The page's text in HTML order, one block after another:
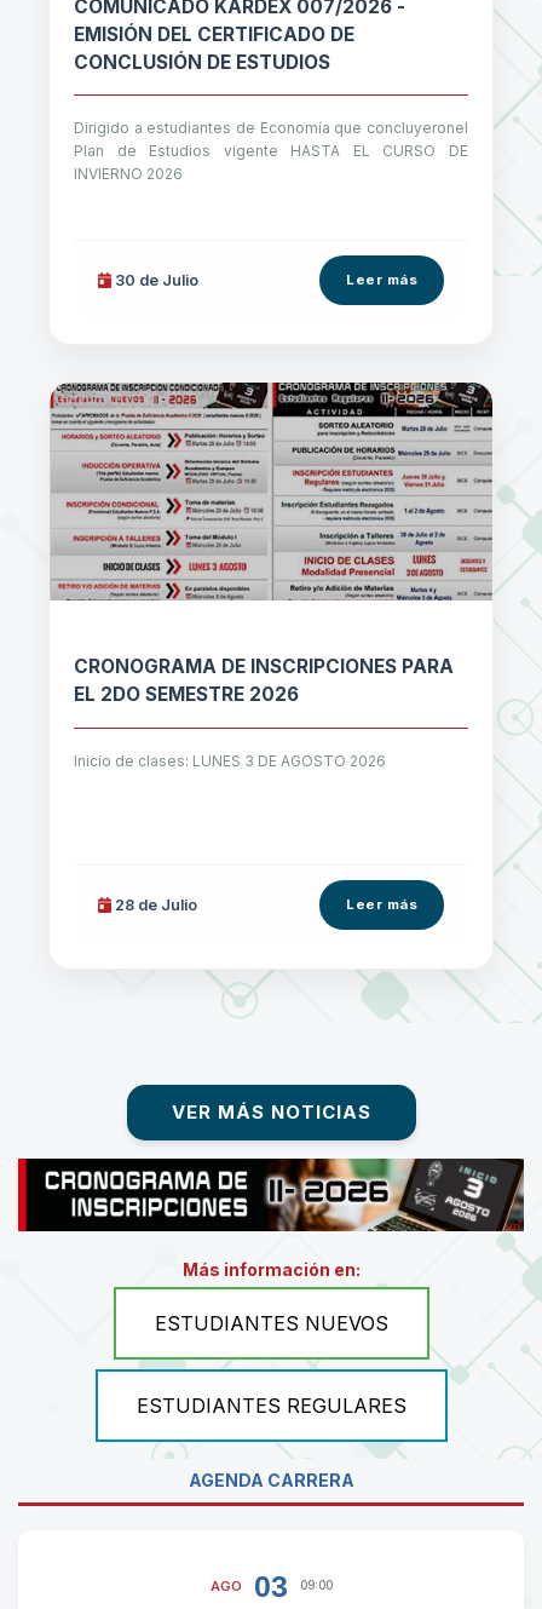
COMUNICADO KARDEX 007/2026 -
EMISIÓN DEL CERTIFICADO DE
CONCLUSIÓN DE ESTUDIOS
Dirigido a estudiantes de Economía que concluyeronel
Plan de Estudios vigente HASTA EL CURSO DE
INVIERNO 2026
30 de Julio Leer más
CRONOGRAMA DE INSCRIPCIONES PARA
EL 2DO SEMESTRE 2026
Inicio de clases: LUNES 3 DE AGOSTO 2026
28 de Julio Leer más
VER MÁS NOTICIAS
Más información en:
ESTUDIANTES NUEVOS
ESTUDIANTES REGULARES
AGENDA CARRERA
AGO 03 09:00